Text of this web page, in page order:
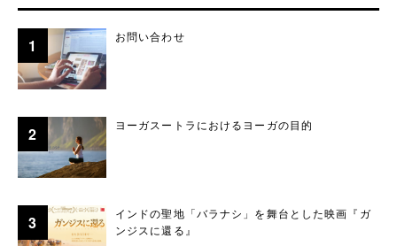
お問い合わせ
ヨーガスートラにおけるヨーガの目的
インドの聖地「バラナシ」を舞台とした映画『ガ
ンジスに還る』